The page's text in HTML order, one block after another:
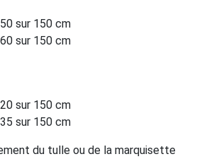
sur 150 cm
sur 150 cm
sur 150 cm
sur 150 cm
du tulle ou de la marquisette